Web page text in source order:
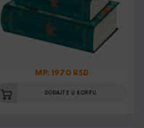
MP: 1970 RSD
DODAJTE U KORPU